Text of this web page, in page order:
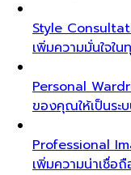
Style
เพิ่มความมั่นใจใน
Personal
ของคุณให้เป็นระบ
Professional
เพิ่มความน่าเชื่อ